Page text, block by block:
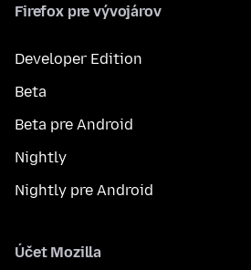
Firefox pre vývojárov
Developer Edition
Beta
Beta pre Android
Nightly
Nightly pre Android
Účet Mozilla